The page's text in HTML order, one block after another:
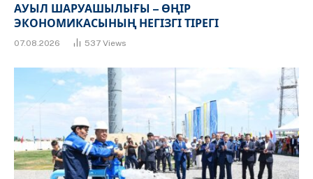
АУЫЛ ШАРУАШЫЛЫҒЫ – ӨҢІР
ЭКОНОМИКАСЫНЫҢ НЕГІЗГІ ТІРЕГІ
07.08.2026 537 Views